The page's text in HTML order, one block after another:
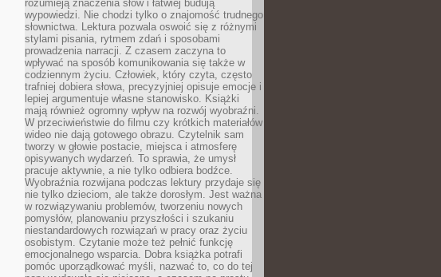
rozumieją znaczenia słów i łatwiej budują
wypowiedzi. Nie chodzi tylko o znajomość trudnego
słownictwa. Lektura pozwala oswoić się z różnymi
stylami pisania, rytmem zdań i sposobami
prowadzenia narracji. Z czasem zaczyna to
wpływać na sposób komunikowania się także w
codziennym życiu. Człowiek, który czyta, często
trafniej dobiera słowa, precyzyjniej opisuje emocje i
lepiej argumentuje własne stanowisko. Książki
mają również ogromny wpływ na rozwój wyobraźni.
W przeciwieństwie do filmu czy krótkich materiałów
wideo nie dają gotowego obrazu. Czytelnik sam
tworzy w głowie postacie, miejsca i atmosferę
opisywanych wydarzeń. To sprawia, że umysł
pracuje aktywnie, a nie tylko odbiera bodźce.
Wyobraźnia rozwijana podczas lektury przydaje się
nie tylko dzieciom, ale także dorosłym. Jest ważna
w rozwiązywaniu problemów, tworzeniu nowych
pomysłów, planowaniu przyszłości i szukaniu
niestandardowych rozwiązań w pracy oraz życiu
osobistym. Czytanie może też pełnić funkcję
emocjonalnego wsparcia. Dobra książka potrafi
pomóc uporządkować myśli, nazwać to, co do tej